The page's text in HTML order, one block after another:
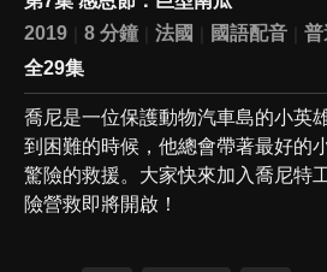
2019
8 分鐘 法國 國語配音
普
全29集
喬尼是一位保護動物汽車島的小英
到困難的時候，他總會帶著最好的
驚險的救援。大家快來加入喬尼特
險營救即將開啟！